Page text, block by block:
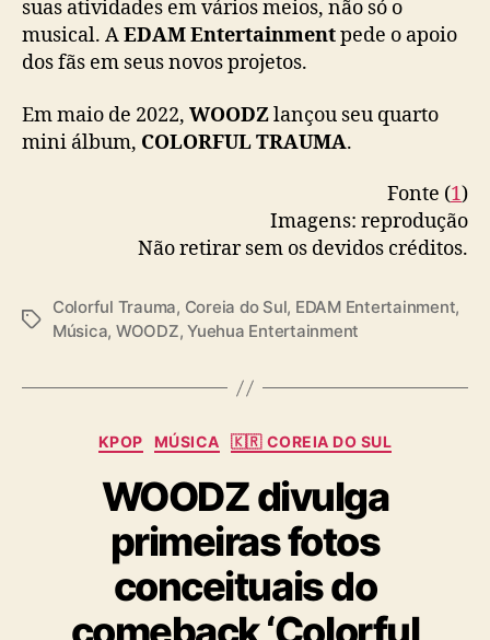
r
t
n
m
suas atividades em vários meios, não só o
musical. AEDAM Entertainmentpede o apoio
dos fãs em seus novos projetos.
Em maio de 2022, WOODZlançou seu quarto
mini álbum, COLORFUL TRAUMA.
Fonte (1)
Imagens: reprodução
Não retirar sem os devidos créditos.
T
s
Colorful Trauma, Coreia do Sul, EDAM Entertainment,
Música, WOODZ,Yuehua Entertainment
C
t
e
g
o
r
i
a
KPOP MÚSICA 🇰🇷 COREIA DO SUL
WOODZ divulga
primeiras fotos
conceituais do